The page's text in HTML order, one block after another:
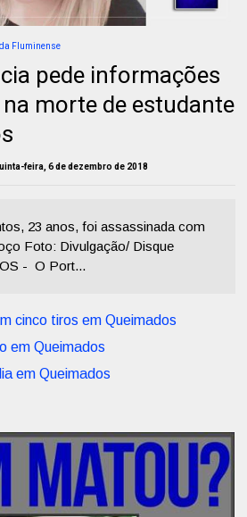
Fluminense
pede informações
morte de estudante
feira, 6 de dezembro de 2018
23 anos, foi assassinada com
Foto: Divulgação/ Disque
- O Port...
cinco tiros em Queimados
em Queimados
em Queimados